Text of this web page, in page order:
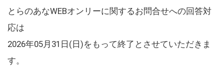
とらのあなWEBオンリーに関するお問合せへの回答対
応は
2026年05月31日(日)をもって終了とさせていただきま
す。